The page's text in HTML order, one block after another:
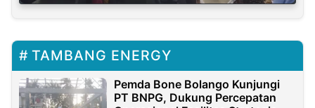
TAMBANG ENERGY
Pemda Bone Bolango Kunjungi
PT BNPG, Dukung Percepatan